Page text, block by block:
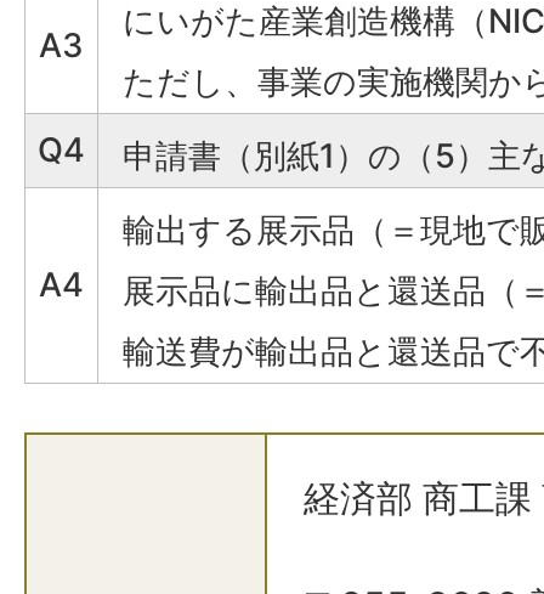
A3
にいがた産業創造機構（
ただし、事業の実施機関か
Q4
申請書（別紙1）の（5）主
A4
輸出する展示品（＝現地で
展示品に輸出品と還送品（
輸送費が輸出品と還送品で
経済部 商工課